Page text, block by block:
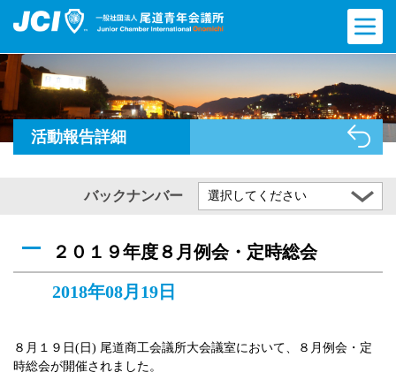
活動報告詳細
バックナンバー 選択してください
２０１９年度８月例会・定時総会
2018年08月19日
８月１９日(日) 尾道商工会議所大会議室において、８月例会・定
時総会が開催されました。